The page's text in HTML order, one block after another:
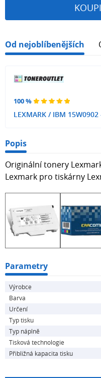
Od nejoblíbenějších
100 %
LEXMARK / IBM
Popis
Originální tonery
Lexmark pro tiskárny
Parametry
Výrobce
Barva
Určení
Typ tisku
Typ náplně
Tisková technologie
Přibližná kapacita tisku